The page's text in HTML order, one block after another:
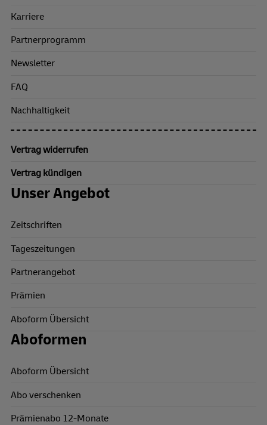
Karriere
Partnerprogramm
Newsletter
FAQ
Nachhaltigkeit
Vertrag widerrufen
Vertrag kündigen
Unser Angebot
Zeitschriften
Tageszeitungen
Partnerangebot
Prämien
Aboform Übersicht
Aboformen
Aboform Übersicht
Abo verschenken
Prämienabo 12-Monate